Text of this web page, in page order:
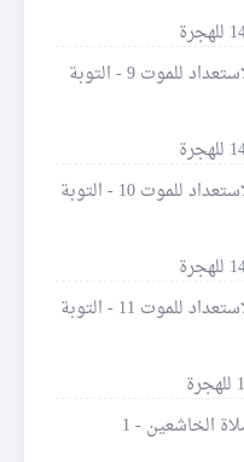
سلسلة المعاد 14 - الإستعداد للموت 9 - التوبة
سلسلة المعاد 15 - الإستعداد للموت 10 - التوبة
سلسلة المعاد 16 - الإستعداد للموت 11 - التوبة